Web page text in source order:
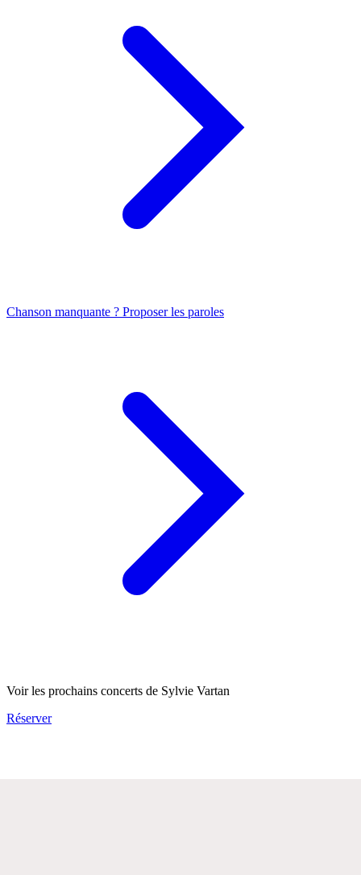
Chanson manquante ? Proposer les paroles
Voir les prochains concerts de Sylvie Vartan
Réserver